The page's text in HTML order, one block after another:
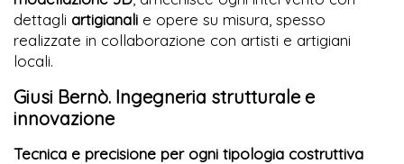
dettagli artigianali e opere su misura, spesso
realizzate in collaborazione con artisti e artigiani
locali.
Giusi Bernò. Ingegneria strutturale e
innovazione
Tecnica e precisione per ogni tipologia costruttiva